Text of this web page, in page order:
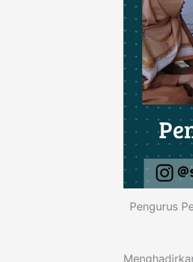
Pengurus